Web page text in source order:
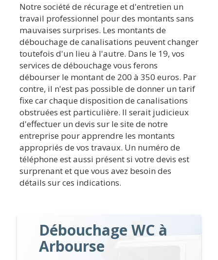
Notre société de récurage et d'entretien un
travail professionnel pour des montants sans
mauvaises surprises. Les montants de
débouchage de canalisations peuvent changer
toutefois d'un lieu à l'autre. Dans le 19, vos
services de débouchage vous ferons
débourser le montant de 200 à 350 euros. Par
contre, il n'est pas possible de donner un tarif
fixe car chaque disposition de canalisations
obstruées est particulière. Il serait judicieux
d'effectuer un devis sur le site de notre
entreprise pour apprendre les montants
appropriés de vos travaux. Un numéro de
téléphone est aussi présent si votre devis est
surprenant et que vous avez besoin des
détails sur ces indications.
Débouchage WC à
Arbourse